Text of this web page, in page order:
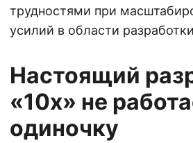
трудностями при
усилий в области
Настоящий
«10х» не
одиночку